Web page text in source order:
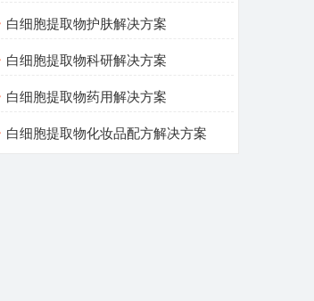
白细胞提取物护肤解决方案
白细胞提取物科研解决方案
白细胞提取物药用解决方案
白细胞提取物化妆品配方解决方案